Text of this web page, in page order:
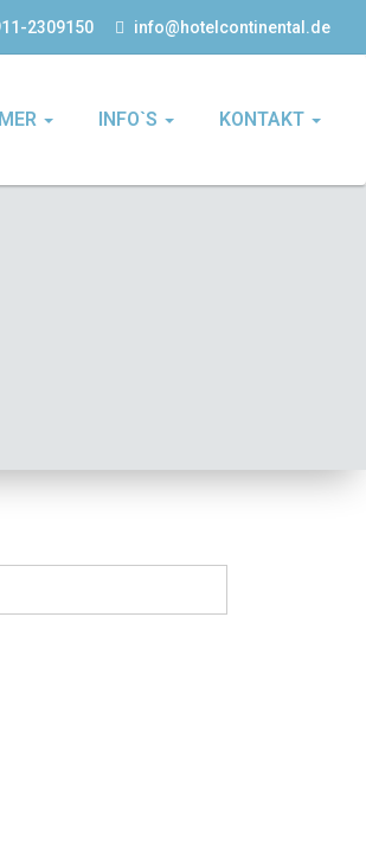
2309150 info@hotelcontinental.de
INFO`S KONTAKT